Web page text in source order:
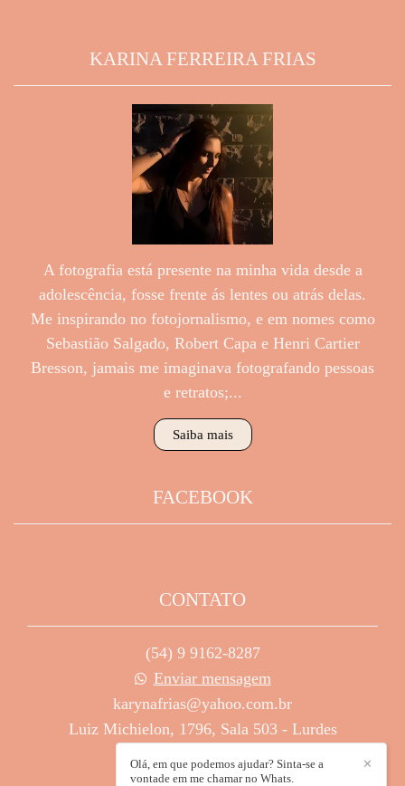
KARINA FERREIRA FRIAS
A fotografia está presente na minha vida desde a
adolescência, fosse frente ás lentes ou atrás delas.
Me inspirando no fotojornalismo, e em nomes como
Sebastião Salgado, Robert Capa e Henri Cartier
Bresson, jamais me imaginava fotografando pessoas
e retratos;...
Saiba mais
FACEBOOK
CONTATO
(54) 9 9162-8287
Enviar mensagem
karynafrias@yahoo.com.br
Luiz Michielon, 1796, Sala 503 - Lurdes
✕
Olá, em que podemos ajudar? Sinta-se a
vontade em me chamar no Whats.